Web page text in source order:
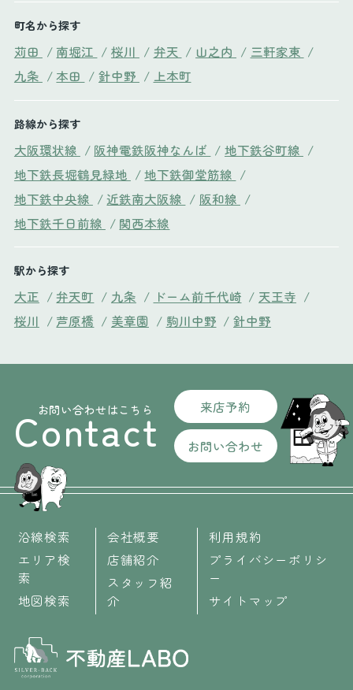
町名から探す
苅田 / 南堀江 / 桜川 / 弁天 / 山之内 / 三軒家東 /
九条 / 本田 / 針中野 / 上本町
路線から探す
大阪環状線 / 阪神電鉄阪神なんば / 地下鉄谷町線 /
地下鉄長堀鶴見緑地 / 地下鉄御堂筋線 /
地下鉄中央線 / 近鉄南大阪線 / 阪和線 /
地下鉄千日前線 / 関西本線
駅から探す
大正 / 弁天町 / 九条 / ドーム前千代崎 / 天王寺 /
桜川 / 芦原橋 / 美章園 / 駒川中野 / 針中野
お問い合わせはこちら
Contact 来店予約
お問い合わせ
沿線検索
エリア検
索
地図検索
会社概要
店舗紹介
スタッフ紹
介
利用規約
プライバシーポリシ
ー
サイトマップ